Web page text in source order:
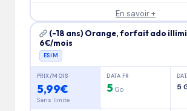
En savoir +
(-18 ans) Orange, forfait ado
6€/mois
ESIM
PRIX/MOIS
5,99€
Sans limite
DATA FR
5 Go 5